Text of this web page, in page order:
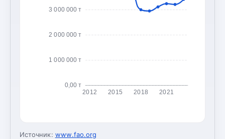
0,00 т
1 000 000 т
2 000 000 т
3 000 000 т
2012 2015 2018 2021
Источник: www.fao.org